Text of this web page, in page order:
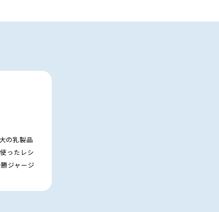
の乳製品
ったレシ
ジャージ